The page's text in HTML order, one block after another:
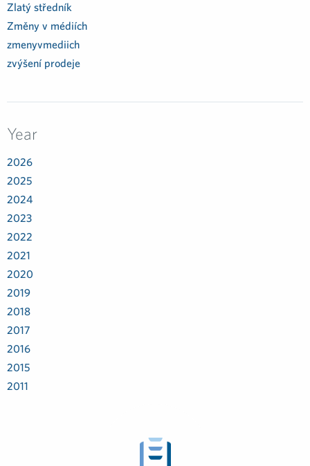
Zlatý středník
Změny v médiích
zmenyvmediich
zvýšení prodeje
Year
2026
2025
2024
2023
2022
2021
2020
2019
2018
2017
2016
2015
2011